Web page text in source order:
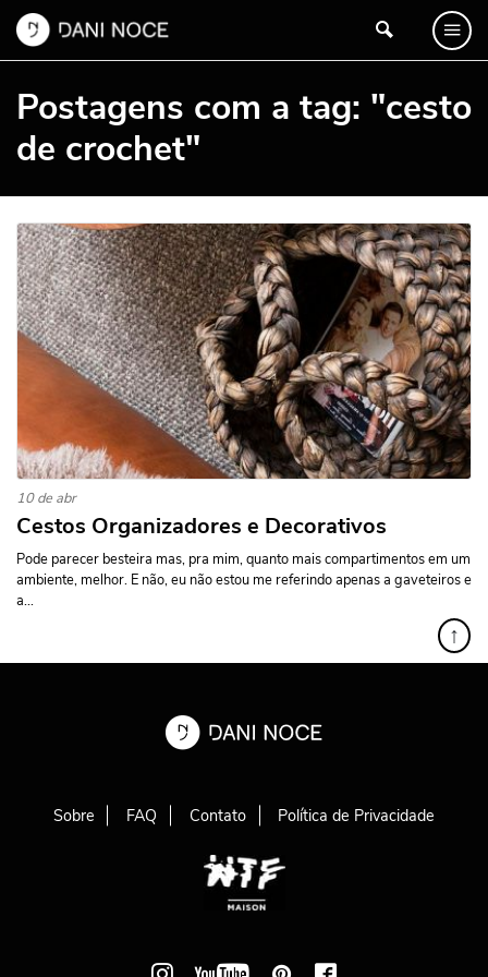
Postagens com a tag: "cesto
de crochet"
10 de abr
Cestos Organizadores e Decorativos
Pode parecer besteira mas, pra mim, quanto mais compartimentos em um
ambiente, melhor. E não, eu não estou me referindo apenas a gaveteiros e
a...
↑
Sobre FAQ Contato Política de Privacidade